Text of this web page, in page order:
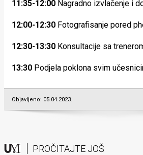
11:35-12:00 Nagradno izvlačenje i
12:00-12:30 Fotografisanje pored
12:30-13:30 Konsultacije sa
13:30 Podjela poklona svim
Objavljeno: 05.04.2023.
PROČITAJTE JOŠ